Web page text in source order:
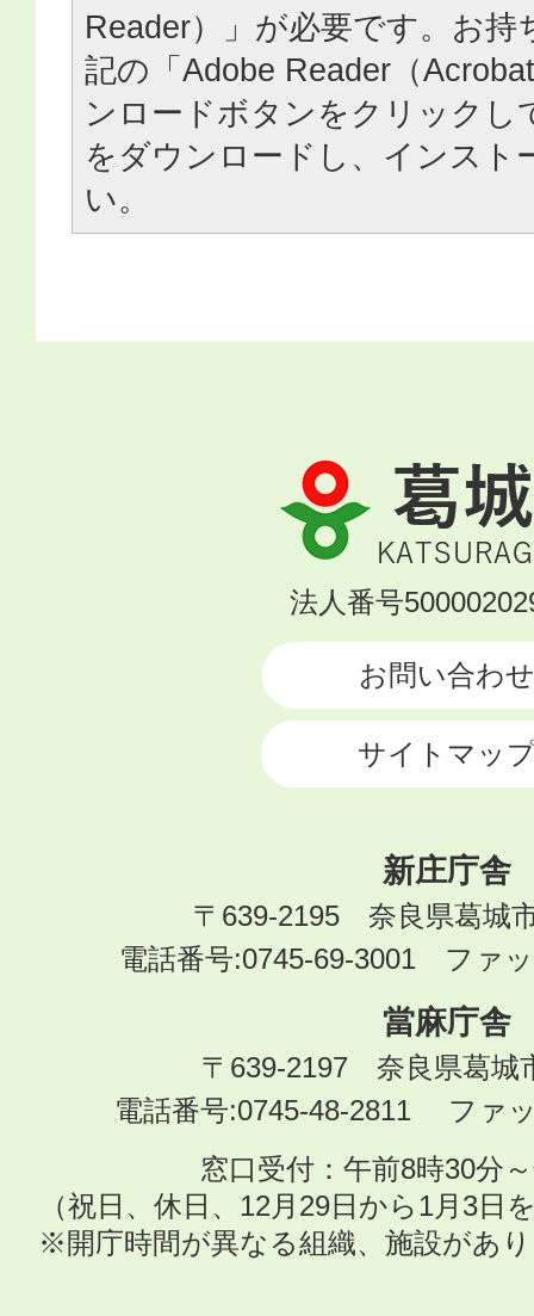
Reader）」が必要です。お持
記の「Adobe Reader（
ンロードボタンをクリックし
をダウンロードし、インスト
い。
葛
城
市
KATSURAGI
法人番号
お問い合わせ
サイトマッ
新庄庁舎
〒639-2195 奈良県葛城
電話番号:0745-69-3001 ファ
當麻庁舎
〒639-2197 奈良県葛城
電話番号:0745-48-2811 ファ
窓口受付：午前8時30分
（祝日、休日、12月29日から1月3日
※開庁時間が異なる組織、施設があ